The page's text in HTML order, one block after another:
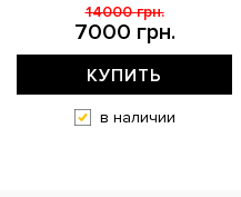
7000 грн.
14000 грн.
КУПИТЬ
в наличии